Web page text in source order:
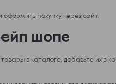
покупку через сайт.
шопе
в каталоге, добавьте их в